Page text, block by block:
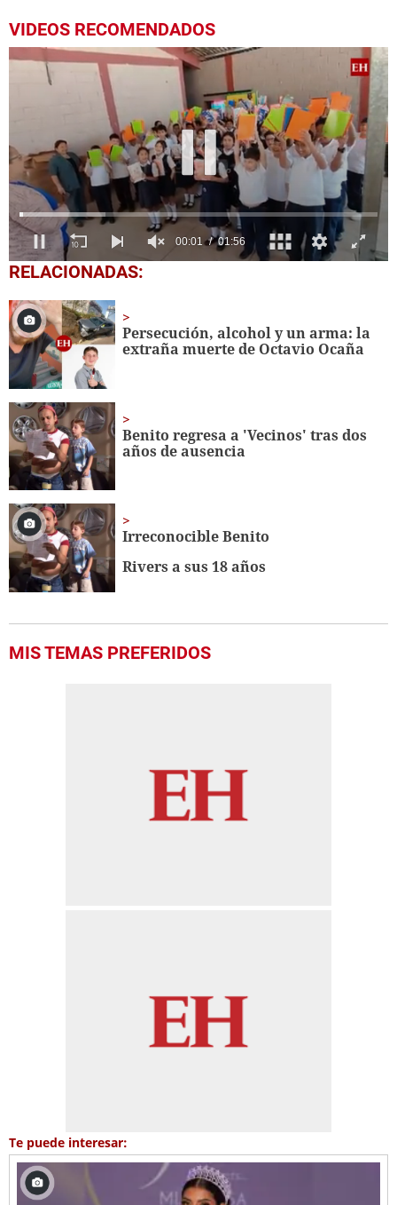
VIDEOS RECOMENDADOS
0
seconds
1
minute,
56
seconds
RELACIONADAS:
Persecución, alcohol y un arma: la
extraña muerte de Octavio Ocaña
Benito regresa a 'Vecinos' tras dos
años de ausencia
Irreconocible Benito
Rivers a sus 18 años
MIS TEMAS PREFERIDOS
Te puede interesar: